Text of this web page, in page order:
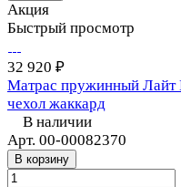
Акция
Быстрый просмотр
32 920 ₽
Матрас пружинный Лайт
чехол жаккард
В наличии
Арт. 00-00082370
В корзину